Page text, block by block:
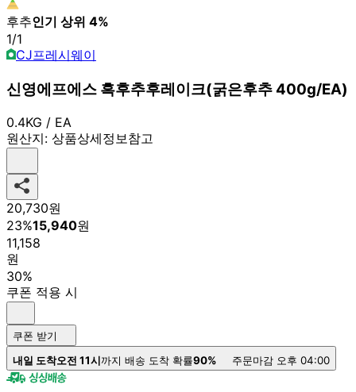
후추인기 상위 4%
1/1
CJ프레시웨이
신영에프에스 흑후추후레이크(굵은후추 400g/EA)
0.4KG / EA
원산지: 상품상세정보참고
20,730원
23%15,940원
11,158
원
30%
쿠폰 적용 시
쿠폰 받기
내일 도착오전 11시까지 배송 도착 확률90% 주문마감 오후 04:00